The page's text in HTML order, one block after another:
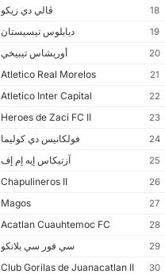
18
ڤالي دي زيكو
19
ديابلوس تيسيستان
20
أوريشاس تيبيخي
21
22
23
24
فولكانيس دي كوليما
25
آزتيكاس إيه إم إف
26
27
28
29
سي فور سي بلانكو
30